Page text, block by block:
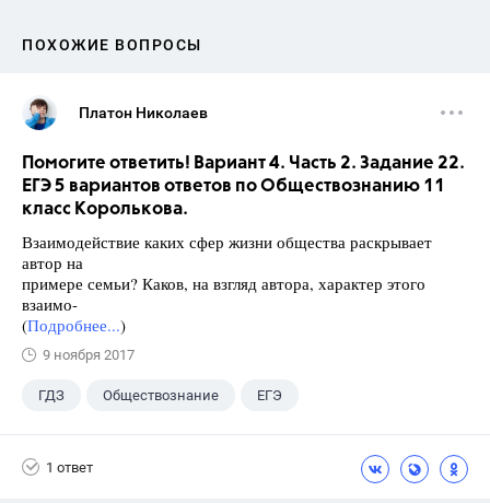
ПОХОЖИЕ ВОПРОСЫ
Платон Николаев
Помогите ответить! Вариант 4. Часть 2. Задание 22.
ЕГЭ 5 вариантов ответов по Обществознанию 11
класс Королькова.
Взаимодействие каких сфер жизни общества раскрывает
автор на
примере семьи? Каков, на взгляд автора, характер этого
взаимо-
(Подробнее...)
9 ноября 2017
ГДЗ Обществознание ЕГЭ
1 ответ